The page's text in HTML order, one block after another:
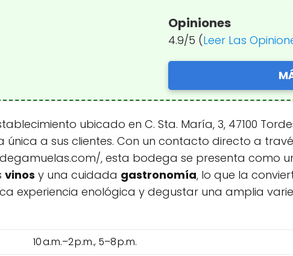
Opiniones
4.9/5 (Leer Las
ubicado en C. Sta. María, 3, 47100
a sus clientes. Con un contacto directo a
, esta bodega se presenta como
vinos y una cuidada gastronomía, lo que la
experiencia enológica y degustar una amplia
10 a.m.–2 p.m., 5–8 p.m.